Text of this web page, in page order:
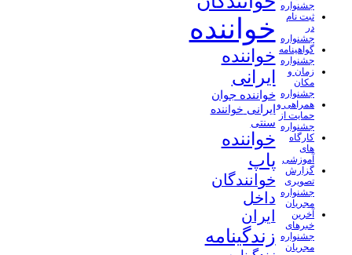
خواننده
خواننده
ایرانی
خواننده جوان
ایرانی خواننده
سنتی
خواننده
پاپ
خوانندگان
داخل
ایران
زندگینامه
جشنواره
ثبت نام
در
جشنواره
گواهینامه
جشنواره
زمان و
مکان
جشنواره
همراهی و
حمایت از
جشنواره
کارگاه
های
آموزشی
گزارش
تصویری
جشنواره
مجریان
آخرین
خبرهای
جشنواره
مجریان